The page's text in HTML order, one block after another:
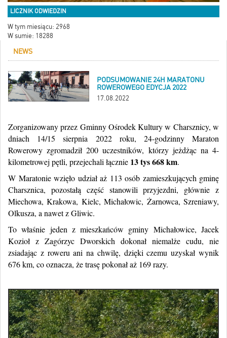
LICZNIK ODWIEDZIN
W tym miesiącu: 2968
W sumie: 18288
NEWS
PODSUMOWANIE 24H MARATONU
ROWEROWEGO EDYCJA 2022
17.08.2022
Zorganizowany przez Gminny Ośrodek Kultury w Charsznicy, w
dniach 14/15 sierpnia 2022 roku, 24-godzinny Maraton
Rowerowy zgromadził 200 uczestników, którzy jeżdżąc na 4-
kilometrowej pętli, przejechali łącznie 13 tys 668 km.
W Maratonie wzięło udział aż 113 osób zamieszkujących gminę
Charsznica, pozostałą część stanowili przyjezdni, głównie z
Miechowa, Krakowa, Kielc, Michałowic, Żarnowca, Szreniawy,
Olkusza, a nawet z Gliwic.
To właśnie jeden z mieszkańców gminy Michałowice, Jacek
Kozioł z Zagórzyc Dworskich dokonał niemalże cudu, nie
zsiadając z roweru ani na chwilę, dzięki czemu uzyskał wynik
676 km, co oznacza, że trasę pokonał aż 169 razy.